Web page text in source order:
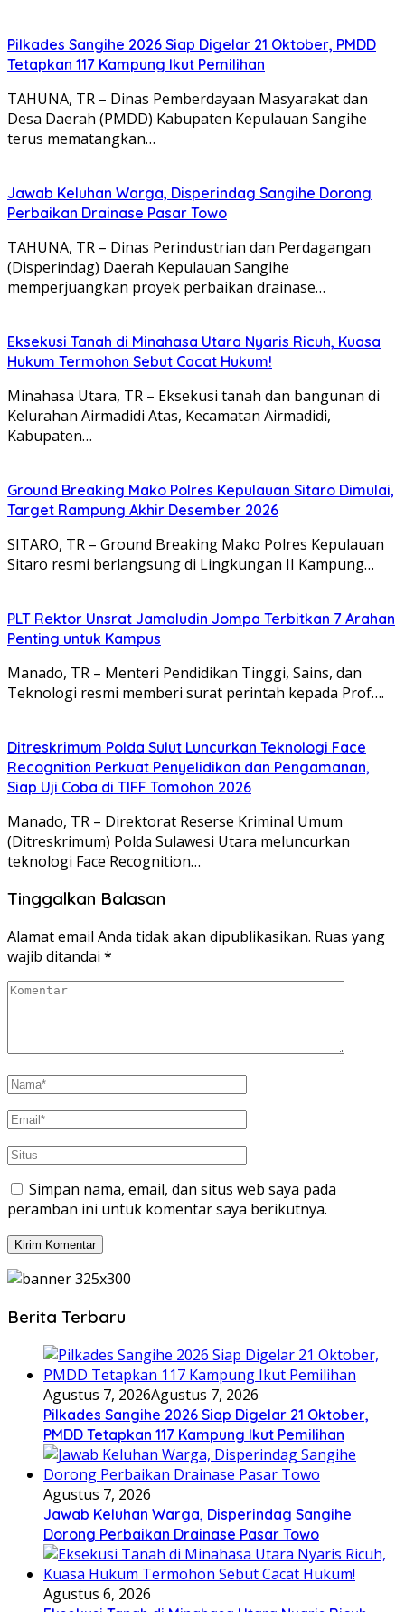
Pilkades Sangihe 2026 Siap Digelar 21 Oktober, PMDD
Tetapkan 117 Kampung Ikut Pemilihan
TAHUNA, TR – Dinas Pemberdayaan Masyarakat dan
Desa Daerah (PMDD) Kabupaten Kepulauan Sangihe
terus mematangkan…
Jawab Keluhan Warga, Disperindag Sangihe Dorong
Perbaikan Drainase Pasar Towo
TAHUNA, TR – Dinas Perindustrian dan Perdagangan
(Disperindag) Daerah Kepulauan Sangihe
memperjuangkan proyek perbaikan drainase…
Eksekusi Tanah di Minahasa Utara Nyaris Ricuh, Kuasa
Hukum Termohon Sebut Cacat Hukum!
Minahasa Utara, TR – Eksekusi tanah dan bangunan di
Kelurahan Airmadidi Atas, Kecamatan Airmadidi,
Kabupaten…
Ground Breaking Mako Polres Kepulauan Sitaro Dimulai,
Target Rampung Akhir Desember 2026
SITARO, TR – Ground Breaking Mako Polres Kepulauan
Sitaro resmi berlangsung di Lingkungan II Kampung…
​PLT Rektor Unsrat Jamaludin Jompa Terbitkan 7 Arahan
Penting untuk Kampus
Manado, TR – ​Menteri Pendidikan Tinggi, Sains, dan
Teknologi resmi memberi surat perintah kepada Prof….
Ditreskrimum Polda Sulut Luncurkan Teknologi Face
Recognition Perkuat Penyelidikan dan Pengamanan,
Siap Uji Coba di TIFF Tomohon 2026
Manado, TR – Direktorat Reserse Kriminal Umum
(Ditreskrimum) Polda Sulawesi Utara meluncurkan
teknologi Face Recognition…
Tinggalkan Balasan
Alamat email Anda tidak akan dipublikasikan. Ruas yang
wajib ditandai *
Simpan nama, email, dan situs web saya pada
peramban ini untuk komentar saya berikutnya.
Berita Terbaru
Agustus 7, 2026Agustus 7, 2026
Pilkades Sangihe 2026 Siap Digelar 21 Oktober,
PMDD Tetapkan 117 Kampung Ikut Pemilihan
Agustus 7, 2026
Jawab Keluhan Warga, Disperindag Sangihe
Dorong Perbaikan Drainase Pasar Towo
Agustus 6, 2026